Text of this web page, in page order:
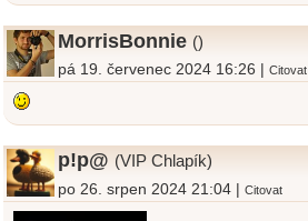
MorrisBonnie ()
pá 19. červenec 2024 16:26 |Citovat
p!p@ (VIP Chlapík)
po 26. srpen 2024 21:04 |Citovat